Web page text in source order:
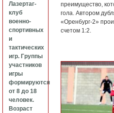
преимущество,
гола. Автором
«Оренбург-2»
счетом 1:2.
Лазертаг-
клуб
военно-
спортивных
и
тактических
игр. Группы
участников
игры
формируются
от 8 до 18
человек.
Возраст